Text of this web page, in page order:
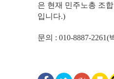
은 현재 민주노총 조
입니다.)
문의 : 010-8887-